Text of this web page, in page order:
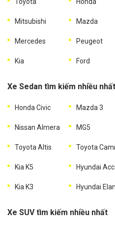
Mitsubishi Mazda
Mercedes Peugeot
Kia Ford
Xe Sedan tìm kiếm nhiều nhất
Honda Civic Mazda 3
Nissan Almera MG5
Toyota Altis Toyota
Kia K5 Hyundai
Kia K3 Hyundai
Xe SUV tìm kiếm nhiều nhất